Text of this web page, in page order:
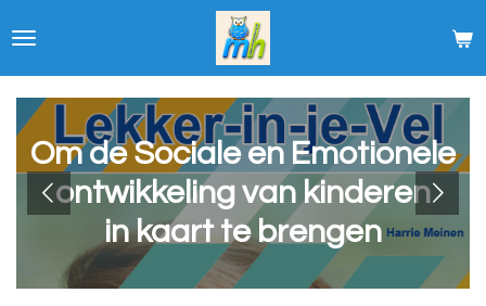
direct
hoofdinhoud
Om de Sociale en Emotionele
ontwikkeling van kinderen
in kaart te brengen